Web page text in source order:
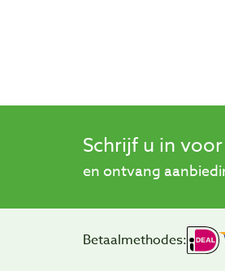
Schrijf u in
en ontvang
Betaalmethodes: